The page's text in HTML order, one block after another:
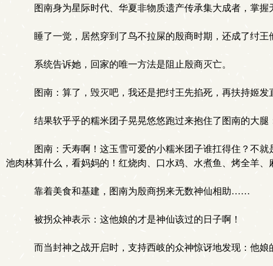
图南身为星际时代、华夏非物质遗产传承集大成者，掌握
睡了一觉，居然穿到了鸟不拉屎的殷商时期，还成了纣王
系统告诉她，回家的唯一方法是阻止殷商灭亡。
图南：算了，毁灭吧，我还是把纣王先掐死，再扶持姬发
结果软乎乎的糯米团子晃晃悠悠跑过来抱住了图南的大腿
图南：夭寿啊！这玉雪可爱的小糯米团子谁扛得住？不
池肉林算什么，看妈妈的！红烧肉、口水鸡、水煮鱼、烤全羊
靠着美食和基建，图南为殷商拐来无数神仙相助……
被拐众神表示：这他娘的才是神仙该过的日子啊！
而当封神之战开启时，支持西岐的众神惊讶地发现：他娘